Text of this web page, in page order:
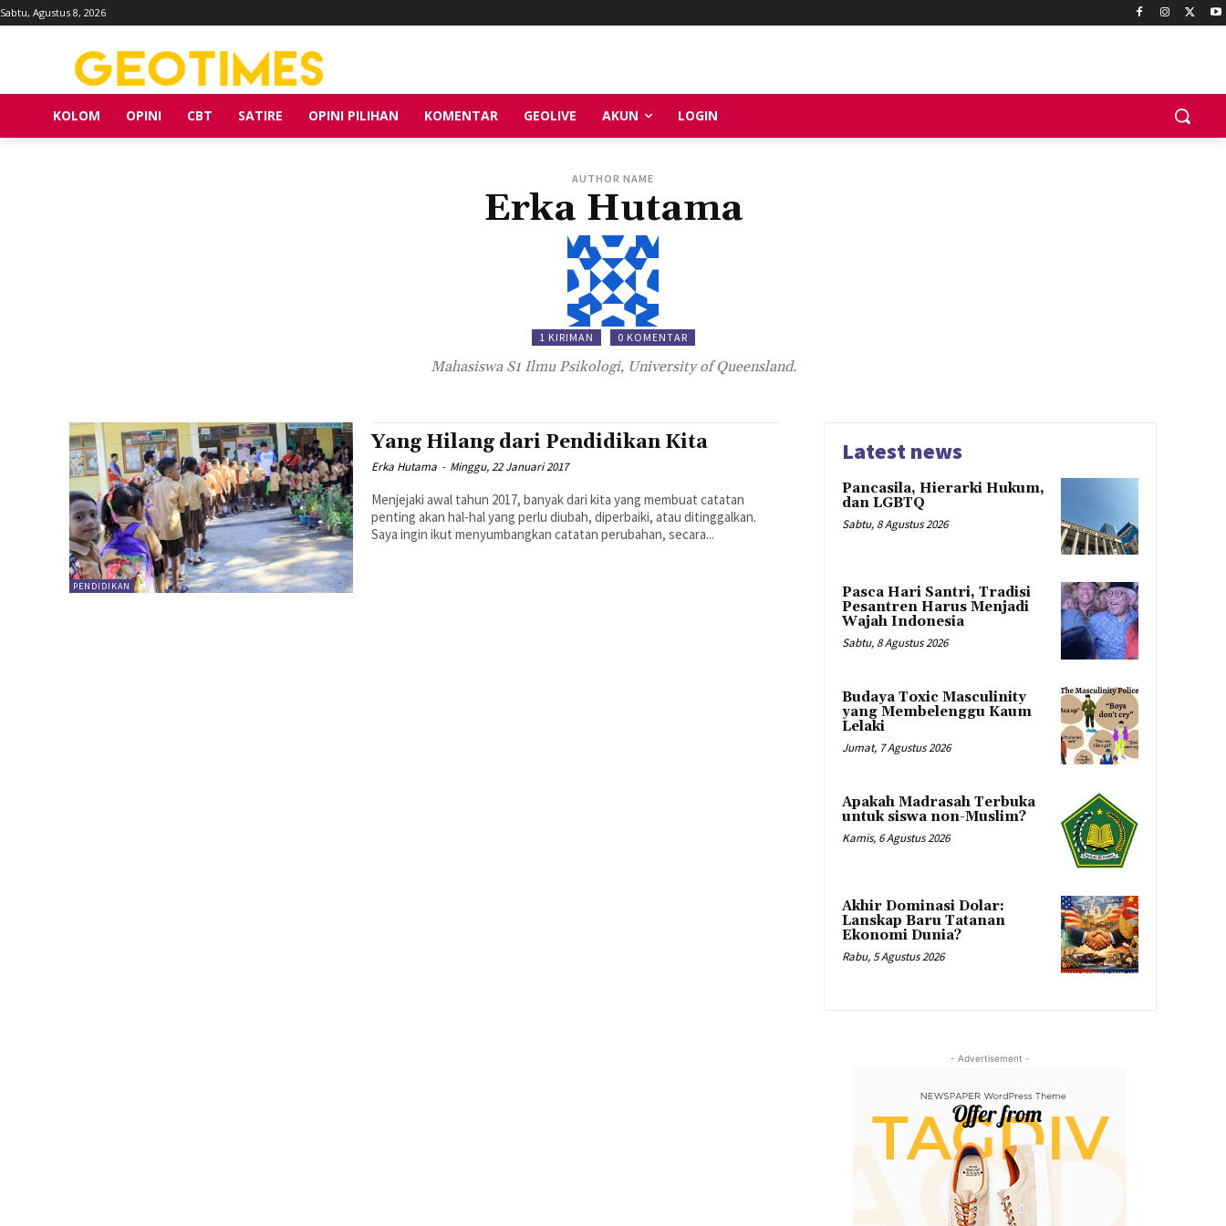
Sabtu, Agustus 8, 2026
KOLOM OPINI CBT SATIRE OPINI PILIHAN KOMENTAR GEOLIVE AKUN LOGIN
AUTHOR NAME
Erka Hutama
1 KIRIMAN 0 KOMENTAR
Mahasiswa S1 Ilmu Psikologi, University of Queensland.
PENDIDIKAN
Yang Hilang dari Pendidikan Kita
Erka Hutama - Minggu, 22 Januari 2017
Menjejaki awal tahun 2017, banyak dari kita yang membuat catatan
penting akan hal-hal yang perlu diubah, diperbaiki, atau ditinggalkan.
Saya ingin ikut menyumbangkan catatan perubahan, secara...
Latest news
Pancasila, Hierarki Hukum,
dan LGBTQ
Sabtu, 8 Agustus 2026
Pasca Hari Santri, Tradisi
Pesantren Harus Menjadi
Wajah Indonesia
Sabtu, 8 Agustus 2026
Budaya Toxic Masculinity
yang Membelenggu Kaum
Lelaki
Jumat, 7 Agustus 2026
Apakah Madrasah Terbuka
untuk siswa non-Muslim?
Kamis, 6 Agustus 2026
Akhir Dominasi Dolar:
Lanskap Baru Tatanan
Ekonomi Dunia?
Rabu, 5 Agustus 2026
- Advertisement -